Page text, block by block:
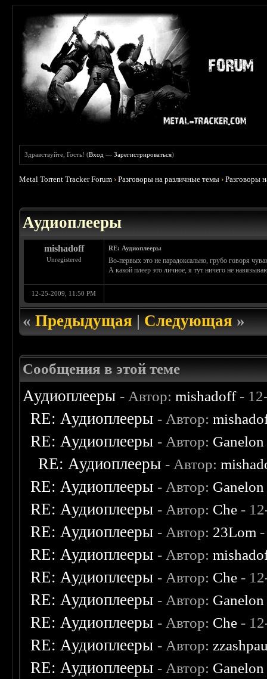
Здравствуйте, Гость! (Вход —Зарегистрироваться)
Metal Torrent Tracker Forum ›Разговоры на различные темы ›Разговоры
Аудиоплееры
mishadoff
Unregistered
RE: Аудиоплееры
Во-первых это не парадоксально, грубо говоря
А какой плеер это личное, я тут ничего не
12-25-2009, 11:50 PM
«Предыдущая|Следующая»
Сообщения в этой теме
Аудиоплееры - Автор:mishadoff-
RE: Аудиоплееры - Автор:
RE: Аудиоплееры - Автор: Ganelon
RE: Аудиоплееры - Автор:
RE: Аудиоплееры - Автор: Ganelon
RE: Аудиоплееры - Автор: Che -
RE: Аудиоплееры - Автор: 23Lom
RE: Аудиоплееры - Автор:
RE: Аудиоплееры - Автор: Che -
RE: Аудиоплееры - Автор: Ganelon
RE: Аудиоплееры - Автор: Che -
RE: Аудиоплееры - Автор:
RE: Аудиоплееры - Автор: Ganelon